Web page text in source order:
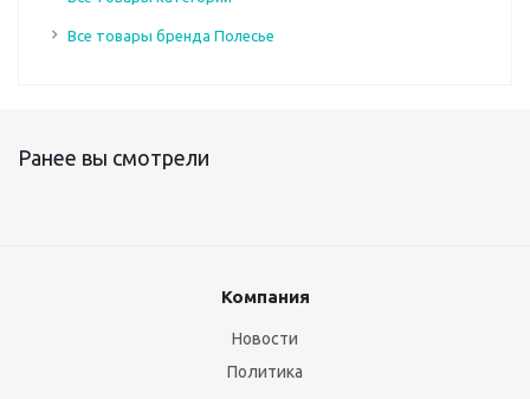
Все товары бренда Полесье
Ранее вы смотрели
Компания
Новости
Политика